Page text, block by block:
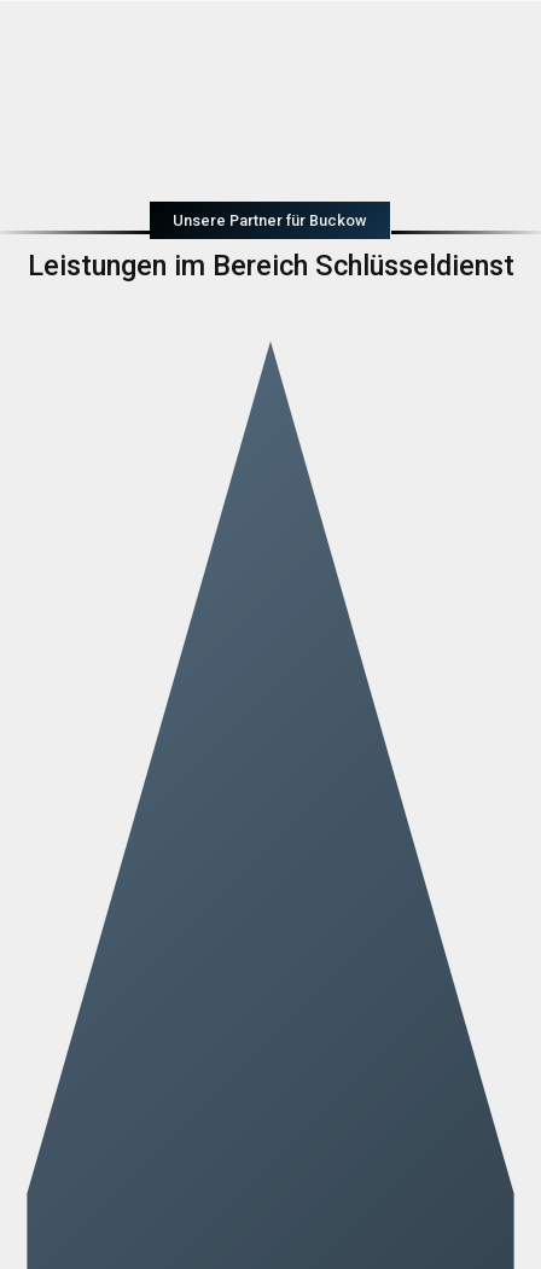
Unsere Partner für Buckow
Leistungen im Bereich Schlüsseldienst